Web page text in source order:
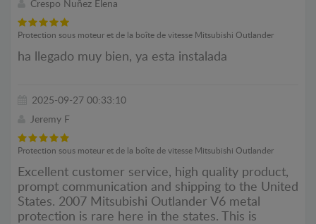
Crespo Nuñez Elena
Protection sous moteur et de la boîte de vitesse Mitsubishi Outlander
ha llegado muy bien, ya esta instalada
2025-09-27 00:33:10
Jeremy F
Protection sous moteur et de la boîte de vitesse Mitsubishi Outlander
Excellent customer service, high quality product,
prompt communication and shipping to the United
States. 2007 Mitsubishi Outlander V6 metal
protection is rare here in the states. This is